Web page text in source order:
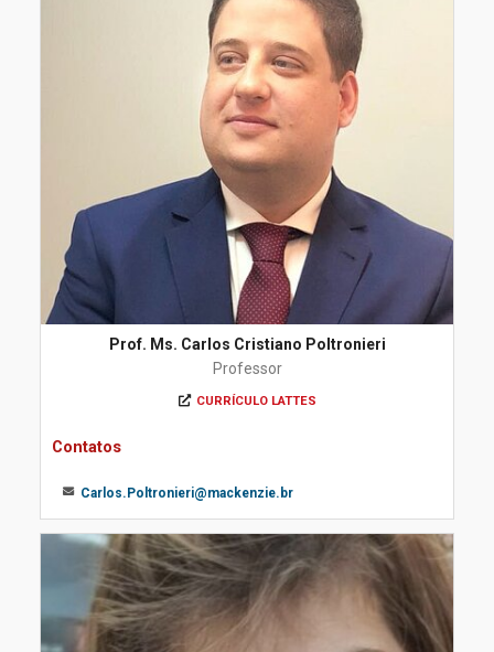
Prof. Ms. Carlos Cristiano Poltronieri
Professor
CURRÍCULO LATTES
Contatos
Carlos.Poltronieri@mackenzie.br